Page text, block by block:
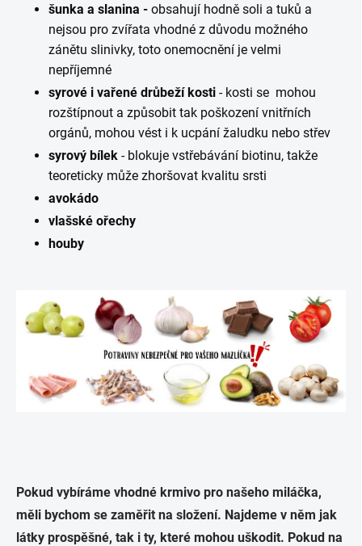
šunka a slanina - obsahují hodně soli a tuků a
nejsou pro zvířata vhodné z důvodu možného
zánětu slinivky, toto onemocnění je velmi
nepříjemné
syrové i vařené drůbeží kosti - kosti se mohou
rozštípnout a způsobit tak poškození vnitřních
orgánů, mohou vést i k ucpání žaludku nebo střev
syrový bílek - blokuje vstřebávání biotinu, takže
teoreticky může zhoršovat kvalitu srsti
avokádo
vlašské ořechy
houby
Pokud vybíráme vhodné krmivo pro našeho miláčka,
měli bychom se zaměřit na složení. Najdeme v něm jak
látky prospěšné, tak i ty, které mohou uškodit. Pokud na